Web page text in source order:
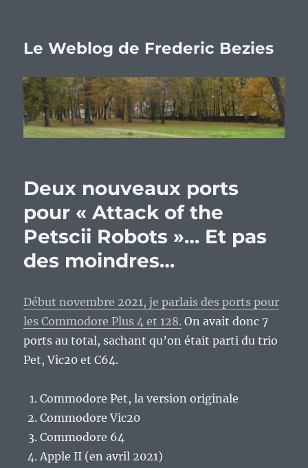
Le Weblog de Frederic Bezies
Deux nouveaux ports
pour « Attack of the
Petscii Robots »… Et pas
des moindres…
Début novembre 2021, je parlais des ports pour
les Commodore Plus 4 et 128. On avait donc 7
ports au total, sachant qu’on était parti du trio
Pet, Vic20 et C64.
Commodore Pet, la version originale
Commodore Vic20
Commodore 64
Apple II (en avril 2021)